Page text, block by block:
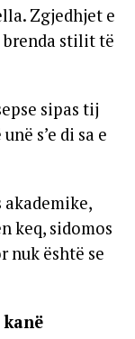
Zgjedhjet e
brenda stilit të
sipas tij
s’e di sa e
akademike,
keq, sidomos
nuk është se